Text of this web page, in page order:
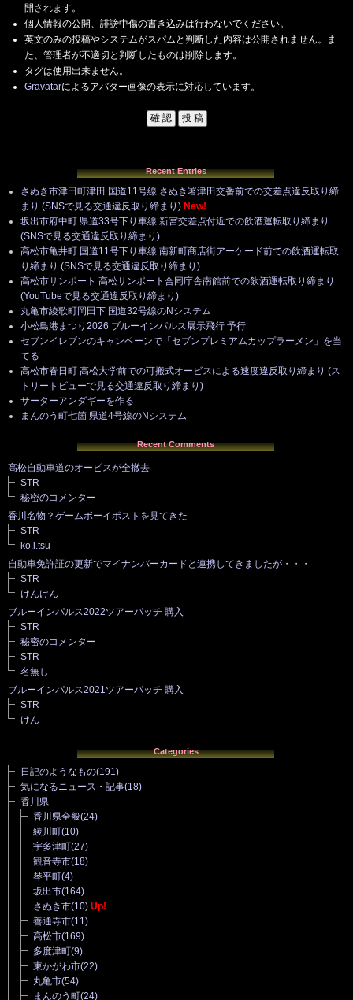
開されます。
個人情報の公開、誹謗中傷の書き込みは行わないでください。
英文のみの投稿やシステムがスパムと判断した内容は公開されません。ま
た、管理者が不適切と判断したものは削除します。
タグは使用出来ません。
Gravatarによるアバター画像の表示に対応しています。
Recent Entries
さぬき市津田町津田 国道11号線 さぬき署津田交番前での交差点違反取り締
まり (SNSで見る交通違反取り締まり) New!
坂出市府中町 県道33号下り車線 新宮交差点付近での飲酒運転取り締まり
(SNSで見る交通違反取り締まり)
高松市亀井町 国道11号下り車線 南新町商店街アーケード前での飲酒運転取
り締まり (SNSで見る交通違反取り締まり)
高松市サンポート 高松サンポート合同庁舎南館前での飲酒運転取り締まり
(YouTubeで見る交通違反取り締まり)
丸亀市綾歌町岡田下 国道32号線のNシステム
小松島港まつり2026 ブルーインパルス展示飛行 予行
セブンイレブンのキャンペーンで「セブンプレミアムカップラーメン」を当
てる
高松市春日町 高松大学前での可搬式オービスによる速度違反取り締まり (ス
トリートビューで見る交通違反取り締まり)
サーターアンダギーを作る
まんのう町七箇 県道4号線のNシステム
Recent Comments
高松自動車道のオービスが全撤去
STR
秘密のコメンター
香川名物？ゲームボーイポストを見てきた
STR
ko.i.tsu
自動車免許証の更新でマイナンバーカードと連携してきましたが・・・
STR
けんけん
ブルーインパルス2022ツアーパッチ 購入
STR
秘密のコメンター
STR
名無し
ブルーインパルス2021ツアーパッチ 購入
STR
けん
Categories
日記のようなもの(191)
気になるニュース・記事(18)
香川県
香川県全般(24)
綾川町(10)
宇多津町(27)
観音寺市(18)
琴平町(4)
坂出市(164)
さぬき市(10) Up!
善通寺市(11)
高松市(169)
多度津町(9)
東かがわ市(22)
丸亀市(54)
まんのう町(24)